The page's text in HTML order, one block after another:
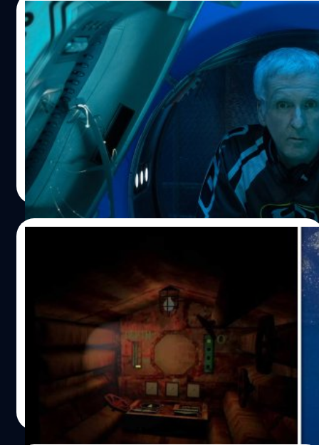
15/07/2023
James Cameron สยบข่าวลือที่เขาจะกำกับ
หนังจากโศกนาฏกรรมเรือดำน้ำ Titan
เจมส์ คาเมรอน ผู้กำกับ 'Titanic' (1997) ออกมาตอบโต้ข่าวลือ
ที่ว่าเขาอาจสร้รางภาพนยตร์เกี่ยวกับเรือดำน้ำ Titan ของ
OceanGate
ปรีดี ฤกษ์วลีกุล| 1120 days ago
Read More
ผู้พัฒนาเกมเรือดำน้ำสยองขวัญ Iron Lung
รู้สึกผิดที่เกมของตนขายดี เพราะเหตุเรือดำน้ำ
ไททัน
Iron Lung เกมอินดี้สยองขวัญที่ผู้เล่นจะต้องเอาชีวิตรอดใน
เรือดำน้ำ ถูกวางจำหน่ายเมื่อเดือนมีนาคมที่ผ่านมา โดยหลัง
จากที่เกิดเหตุเรือดำน้ำไททันสูญหาย ตัวเกมดันทำยอดขาย
ได้มากกว่าปกติเป็น 3 เท่าตัว ส่งผลให้ทางผู้พัฒนา 'เดวิด ซี
มันสกี้' (David Szymanski) ออกมากล่าวถึงประเด็นยอดขาย
เกมที่เพิ่มขึ้นว่า รู้สึกผิดที่เหตุการณ์น่าสลดนี้ทำให้เกมของตน
กรณ์รัฐภาส ธนวัตไชยศรี| 1137 days ago